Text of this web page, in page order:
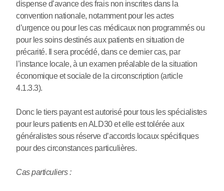
dispense d’avance des frais non inscrites dans la
convention nationale, notamment pour les actes
d’urgence ou pour les cas médicaux non programmés ou
pour les soins destinés aux patients en situation de
précarité. Il sera procédé, dans ce dernier cas, par
l’instance locale, à un examen préalable de la situation
économique et sociale de la circonscription (article
4.1.3.3).
Donc le tiers payant est autorisé pour tous les spécialistes
pour leurs patients en ALD30 et elle est tolérée aux
généralistes sous réserve d’accords locaux spécifiques
pour des circonstances particulières.
Cas particuliers :